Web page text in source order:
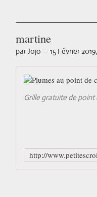
martine
par Jojo - 15 Février
Grille gratuite de point